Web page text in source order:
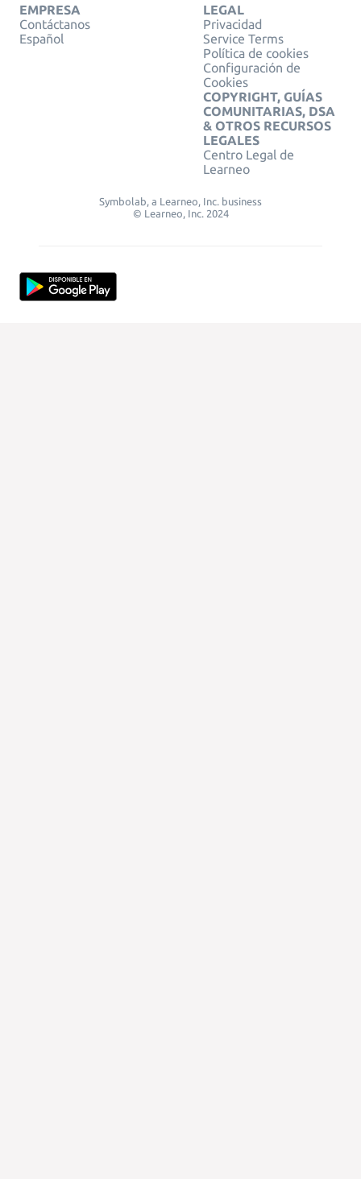
EMPRESA
Contáctanos
Español
LEGAL
Privacidad
Service Terms
Política de cookies
Configuración de
Cookies
COPYRIGHT, GUÍAS
COMUNITARIAS, DSA
& OTROS RECURSOS
LEGALES
Centro Legal de
Learneo
Symbolab, a Learneo, Inc. business
© Learneo, Inc. 2024